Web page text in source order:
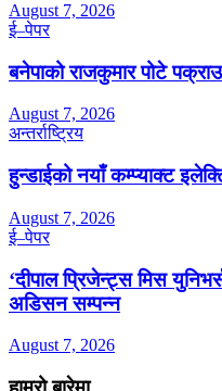
August 7, 2026
ई–पेपर
बनेपाको राजकुमार पोटे
August 7, 2026
अन्तर्राष्ट्रिय
हुन्डाईको नयाँ कम्प्याक्ट
August 7, 2026
ई–पेपर
‘दीपाल प्रिजेन्ट्स मिस
अडिसन सम्पन्न
August 7, 2026